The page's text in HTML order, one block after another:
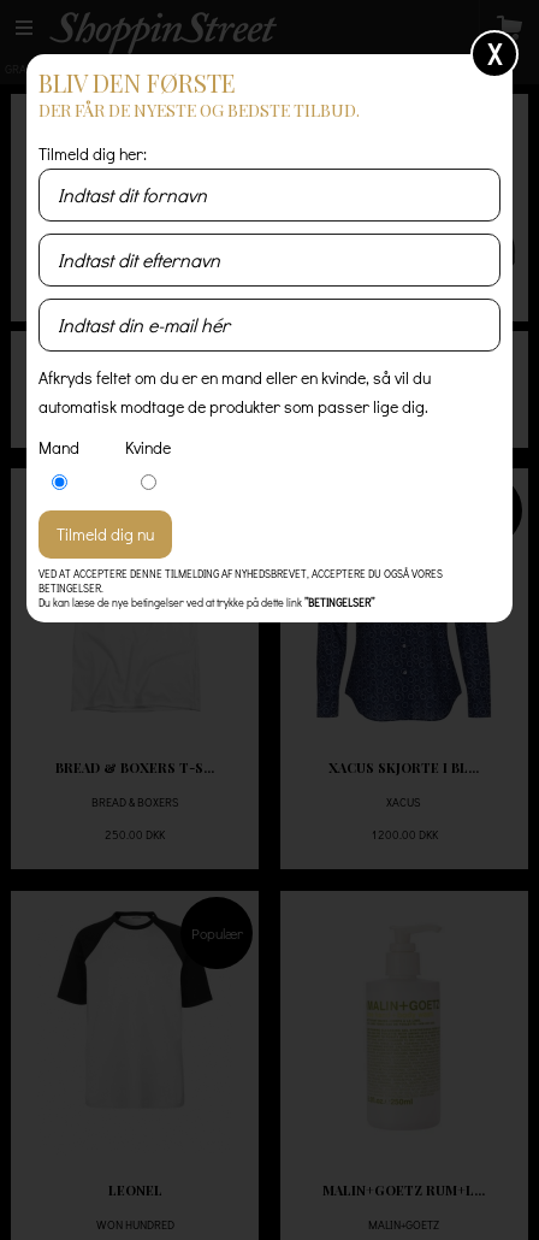
GRATIS LEVERING
BREAD & BOXERS T-S...
BREAD & BOXERS
250.00 DKK
XACUS SKJORTE I BL...
XACUS
1200.00 DKK
Populær
LEONEL
WON HUNDRED
MALIN+GOETZ RUM+L...
MALIN+GOETZ
X
BLIV DEN FØRSTE
DER FÅR DE NYESTE OG BEDSTE TILBUD.
Tilmeld dig her:
Afkryds feltet om du er en mand eller en kvinde, så vil du
automatisk modtage de produkter som passer lige dig.
Mand
Kvinde
VED AT ACCEPTERE DENNE TILMELDING AF NYHEDSBREVET, ACCEPTERE DU OGSÅ VORES
BETINGELSER.
Du kan læse de nye betingelser ved at trykke på dette link”BETINGELSER”